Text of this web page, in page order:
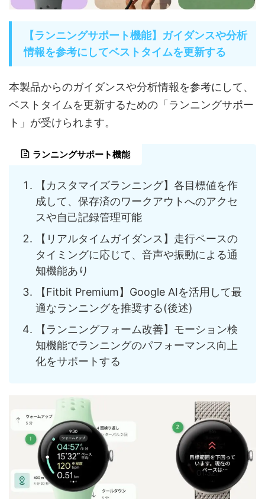
【ランニングサポート機能】ガイダンスや分析
情報を参考にしてベストタイムを更新する
本製品からのガイダンスや分析情報を参考にして、
ベストタイムを更新するための「ランニングサポー
ト」が受けられます。
ランニングサポート機能
【カスタマイズランニング】各目標値を作
成して、保存済のワークアウトへのアクセ
スや自己記録管理可能
【リアルタイムガイダンス】走行ペースの
タイミングに応じて、音声や振動による通
知機能あり
【Fitbit Premium】Google AIを活用して最
適なランニングを推奨する(後述)
【ランニングフォーム改善】モーション検
知機能でランニングのパフォーマンス向上
化をサポートする